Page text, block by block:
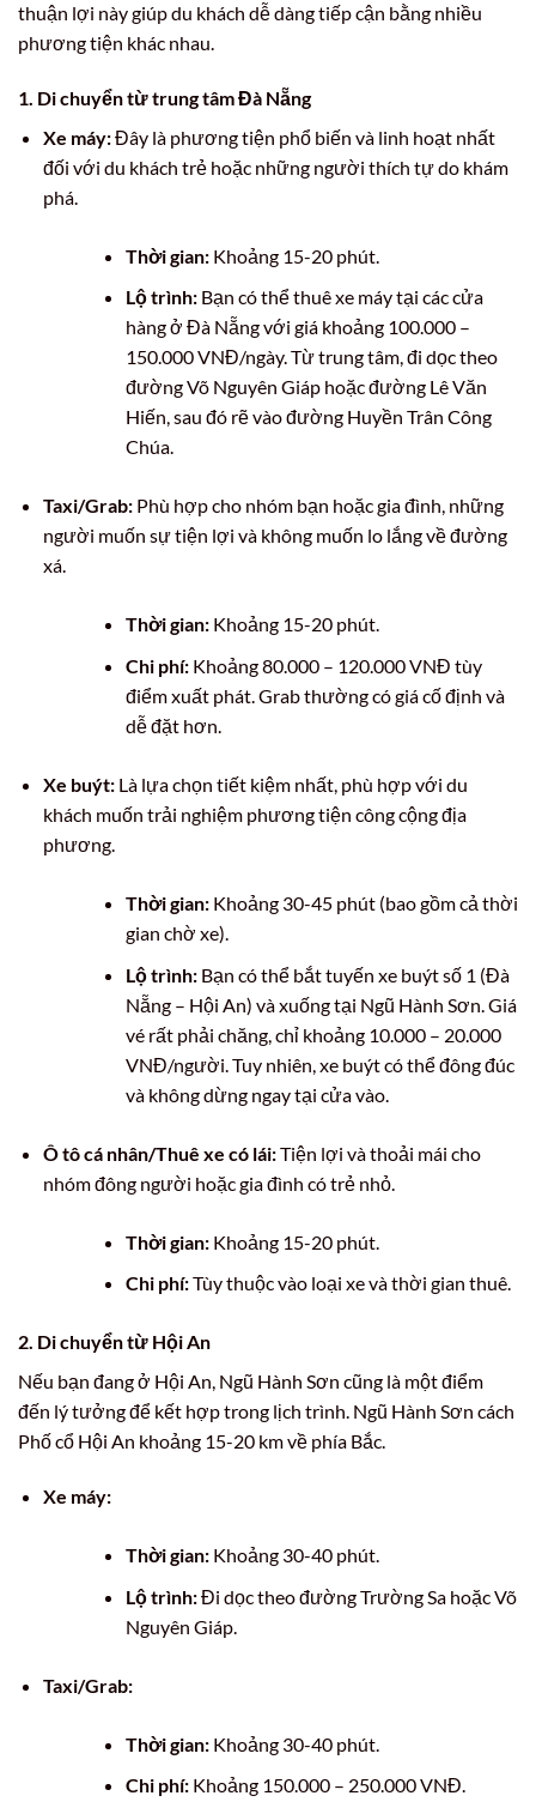
thuận lợi này giúp du khách dễ dàng tiếp cận bằng nhiều
phương tiện khác nhau.
1. Di chuyển từ trung tâm Đà Nẵng
Xe máy:Đây là phương tiện phổ biến và linh hoạt nhất
đối với du khách trẻ hoặc những người thích tự do khám
phá.
Thời gian:Khoảng 15-20 phút.
Lộ trình:Bạn có thể thuê xe máy tại các cửa
hàng ở Đà Nẵng với giá khoảng 100.000 –
150.000 VNĐ/ngày. Từ trung tâm, đi dọc theo
đường Võ Nguyên Giáp hoặc đường Lê Văn
Hiến, sau đó rẽ vào đường Huyền Trân Công
Chúa.
Taxi/Grab:Phù hợp cho nhóm bạn hoặc gia đình, những
người muốn sự tiện lợi và không muốn lo lắng về đường
xá.
Thời gian:Khoảng 15-20 phút.
Chi phí:Khoảng 80.000 – 120.000 VNĐ tùy
điểm xuất phát. Grab thường có giá cố định và
dễ đặt hơn.
Xe buýt:Là lựa chọn tiết kiệm nhất, phù hợp với du
khách muốn trải nghiệm phương tiện công cộng địa
phương.
Thời gian:Khoảng 30-45 phút (bao gồm cả thời
gian chờ xe).
Lộ trình:Bạn có thể bắt tuyến xe buýt số 1 (Đà
Nẵng – Hội An) và xuống tại Ngũ Hành Sơn. Giá
vé rất phải chăng, chỉ khoảng 10.000 – 20.000
VNĐ/người. Tuy nhiên, xe buýt có thể đông đúc
và không dừng ngay tại cửa vào.
Ô tô cá nhân/Thuê xe có lái:Tiện lợi và thoải mái cho
nhóm đông người hoặc gia đình có trẻ nhỏ.
Thời gian:Khoảng 15-20 phút.
Chi phí:Tùy thuộc vào loại xe và thời gian thuê.
2. Di chuyển từ Hội An
Nếu bạn đang ở Hội An, Ngũ Hành Sơn cũng là một điểm
đến lý tưởng để kết hợp trong lịch trình. Ngũ Hành Sơn cách
Phố cổ Hội An khoảng 15-20 km về phía Bắc.
Xe máy:
Thời gian:Khoảng 30-40 phút.
Lộ trình:Đi dọc theo đường Trường Sa hoặc Võ
Nguyên Giáp.
Taxi/Grab:
Thời gian:Khoảng 30-40 phút.
Chi phí:Khoảng 150.000 – 250.000 VNĐ.